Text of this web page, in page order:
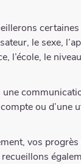
le sexe,
l’école, le
ou d’une
vos